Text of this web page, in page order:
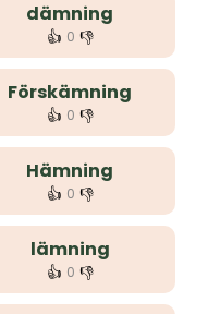
dämning
👍 0 👎
Förskämning
👍 0 👎
Hämning
👍 0 👎
lämning
👍 0 👎